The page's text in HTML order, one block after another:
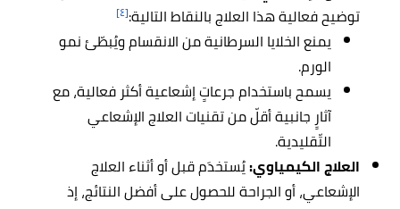
توضيح فعالية هذا العلاج بالنقاط التالية:[٤]
يمنع الخلايا السرطانية من الانقسام ويُبطّئ نمو
الورم.
يسمح باستخدام جرعاتٍ إشعاعية أكثر فعالية، مع
آثارٍ جانبية أقلّ من تقنيات العلاج الإشعاعي
التّقليدية.
العلاج الكيمياوي:يُستخدَم قبل أو أثناء العلاج
الإشعاعي، أو الجراحة للحصول على أفضل النتائج، إذ